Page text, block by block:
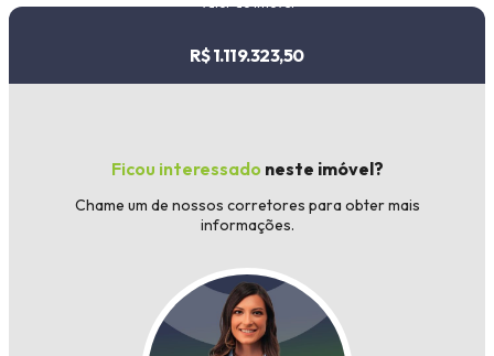
R$ 1.119.323,50
Ficou interessado neste imóvel?
Chame um de nossos corretores para obter mais
informações.